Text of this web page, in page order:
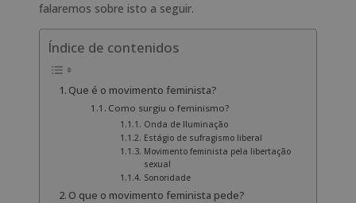
falaremos sobre isto a seguir.
Índice de contenidos
Que é o movimento feminista?
Como surgiu o feminismo?
Onda de Iluminação
Estágio de sufragismo liberal
Movimento feminista pela libertação
sexual
Sonoridade
O que o movimento feminista pede?